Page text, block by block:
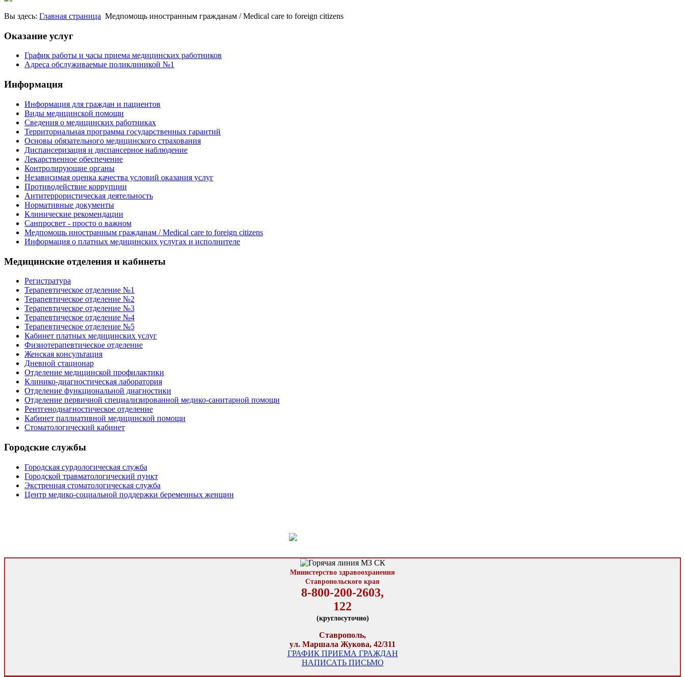
Вы здесь: Главная страница Медпомощь иностранным гражданам / Medical care to foreign citizens
Оказание услуг
График работы и часы приема медицинских работников
Адреса обслуживаемые поликлиникой №1
Информация
Информация для граждан и пациентов
Виды медицинской помощи
Сведения о медицинских работниках
Территориальная программа государственных гарантий
Основы обязательного медицинского страхования
Диспансеризация и диспансерное наблюдение
Лекарственное обеспечение
Контролирующие органы
Независимая оценка качества условий оказания услуг
Противодействие коррупции
Антитеррористическая деятельность
Нормативные документы
Клинические рекомендации
Санпросвет - просто о важном
Медпомощь иностранным гражданам / Medical care to foreign citizens
Информация о платных медицинских услугах и исполнителе
Медицинские отделения и кабинеты
Регистратура
Терапевтическое отделение №1
Терапевтическое отделение №2
Терапевтическое отделение №3
Терапевтическое отделение №4
Терапевтическое отделение №5
Кабинет платных медицинских услуг
Физиотерапевтическое отделение
Женская консультация
Дневной стационар
Отделение медицинской профилактики
Клинико-диагностическая лаборатория
Отделение функциональной диагностики
Отделение первичной специализированной медико-санитарной помощи
Рентгенодиагностическое отделение
Кабинет паллиативной медицинской помощи
Стоматологический кабинет
Городские службы
Городская сурдологическая служба
Городской травматологический пункт
Экстренная стоматологическая служба
Центр медико-социальной поддержки беременных женщин
Министерство здравоохранения
Ставропольского края
8-800-200-2603,
122
(круглосуточно)
Ставрополь,
ул. Маршала Жукова, 42/311
ГРАФИК ПРИЕМА ГРАЖДАН
НАПИСАТЬ ПИСЬМО